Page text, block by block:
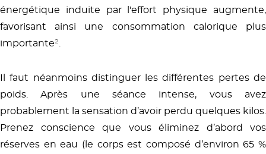
énergétique induite par l'effort physique augmente,
favorisant ainsi une consommation calorique plus
importante².
Il faut néanmoins distinguer les différentes pertes de
poids. Après une séance intense, vous avez
probablement la sensation d’avoir perdu quelques kilos.
Prenez conscience que vous éliminez d’abord vos
réserves en eau (le corps est composé d’environ 65 %